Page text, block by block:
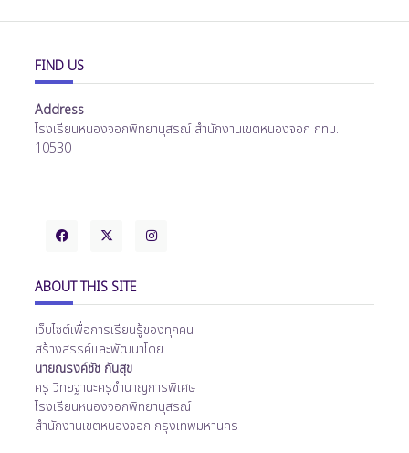
FIND US
Address
โรงเรียนหนองจอกพิทยานุสรณ์ สำนักงานเขตหนองจอก กทม.
10530
ABOUT THIS SITE
เว็บไซต์เพื่อการเรียนรู้ของทุกคน
สร้างสรรค์และพัฒนาโดย
นายณรงค์ชัช กันสุข
ครู วิทยฐานะครูชำนาญการพิเศษ
โรงเรียนหนองจอกพิทยานุสรณ์
สำนักงานเขตหนองจอก กรุงเทพมหานคร